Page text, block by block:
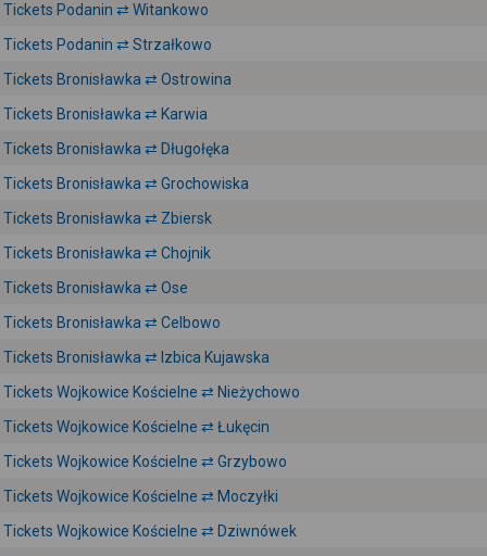
Tickets Podanin ⇄ Witankowo
Tickets Podanin ⇄ Strzałkowo
Tickets Bronisławka ⇄ Ostrowina
Tickets Bronisławka ⇄ Karwia
Tickets Bronisławka ⇄ Długołęka
Tickets Bronisławka ⇄ Grochowiska
Tickets Bronisławka ⇄ Zbiersk
Tickets Bronisławka ⇄ Chojnik
Tickets Bronisławka ⇄ Ose
Tickets Bronisławka ⇄ Celbowo
Tickets Bronisławka ⇄ Izbica Kujawska
Tickets Wojkowice Kościelne ⇄ Nieżychowo
Tickets Wojkowice Kościelne ⇄ Łukęcin
Tickets Wojkowice Kościelne ⇄ Grzybowo
Tickets Wojkowice Kościelne ⇄ Moczyłki
Tickets Wojkowice Kościelne ⇄ Dziwnówek